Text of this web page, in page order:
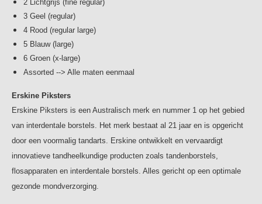
2 Lichtgrijs (fine regular)
3 Geel (regular)
4 Rood (regular large)
5 Blauw (large)
6 Groen (x-large)
Assorted --> Alle maten eenmaal
Erskine Piksters
Erskine Piksters is een Australisch merk en nummer 1 op het gebied
van interdentale borstels. Het merk bestaat al 21 jaar en is opgericht
door een voormalig tandarts. Erskine ontwikkelt en vervaardigt
innovatieve tandheelkundige producten zoals tandenborstels,
flosapparaten en interdentale borstels. Alles gericht op een optimale
gezonde mondverzorging.